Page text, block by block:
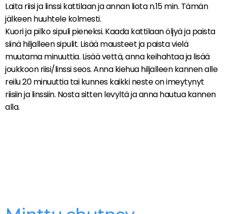
Laita riisi ja linssi kattilaan ja annan liota n.15 min. Tämän
jälkeen huuhtele kolmesti.
Kuori ja pilko sipuli pieneksi. Kaada kattilaan öljyä ja paista
siinä hiljalleen sipulit. Lisää mausteet ja paista vielä
muutama minuuttia. Lisää vettä, anna keihahtaa ja lisää
joukkoon riisi/linssi seos. Anna kiehua hiljalleen kannen alle
reilu 20 minuuttia tai kunnes kaikki neste on imeytynyt
riisiin ja linssiin. Nosta sitten levyltä ja anna hautua kannen
alla.